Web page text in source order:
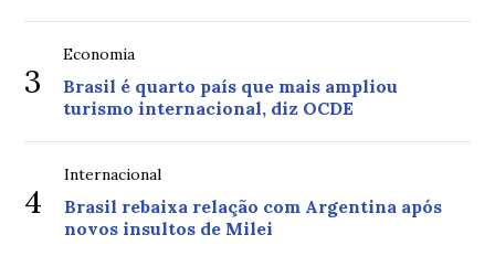
3
Economia
Brasil é quarto país que mais ampliou
turismo internacional, diz OCDE
4
Internacional
Brasil rebaixa relação com Argentina após
novos insultos de Milei